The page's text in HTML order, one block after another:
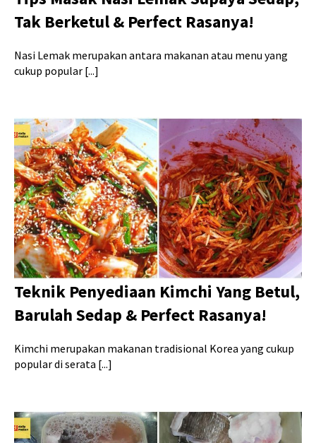
Tak Berketul & Perfect Rasanya!
Nasi Lemak merupakan antara makanan atau menu yang
cukup popular [...]
Teknik Penyediaan Kimchi Yang Betul,
Barulah Sedap & Perfect Rasanya!
Kimchi merupakan makanan tradisional Korea yang cukup
popular di serata [...]